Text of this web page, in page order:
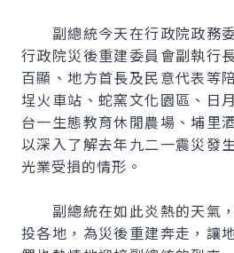
副總統今天在行政院政務委
行政院災後重建委員會副執行
百顯、地方首長及民意代表等
埕火車站、蛇窯文化園區、日
台一生態教育休閒農場、埔里
以深入了解去年九二一震災發
光業受損的情形。
副總統在如此炎熱的天氣
投各地，為災後重建奔走，讓